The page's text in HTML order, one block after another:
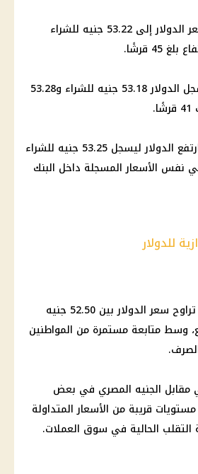
وفي بنك مصر وصل سعر الدولار إلى 53.22 جنيه للشراء
أما بنك القاهرة فقد سجل الدولار 53.18 جنيه للشراء و53.28
وفي بنك الإسكندرية ارتفع الدولار ليسجل 53.25 جنيه للشراء
وهي نفس الأسعار المسجلة داخل البنك
للدولار
سعر الدولار
بين 52.50 جنيه
للبيع، وسط متابعة مستمرة من المواطنين
مقابل الجنيه المصري في بعض
مستويات قريبة من الأسعارالمتداولة
التقلب الحالية في سوق العملات.